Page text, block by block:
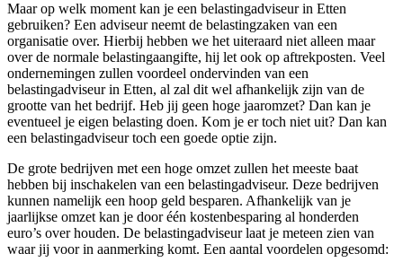
Maar op welk moment kan je een belastingadviseur in Etten
gebruiken? Een adviseur neemt de belastingzaken van een
organisatie over. Hierbij hebben we het uiteraard niet alleen maar
over de normale belastingaangifte, hij let ook op aftrekposten. Veel
ondernemingen zullen voordeel ondervinden van een
belastingadviseur in Etten, al zal dit wel afhankelijk zijn van de
grootte van het bedrijf. Heb jij geen hoge jaaromzet? Dan kan je
eventueel je eigen belasting doen. Kom je er toch niet uit? Dan kan
een belastingadviseur toch een goede optie zijn.
De grote bedrijven met een hoge omzet zullen het meeste baat
hebben bij inschakelen van een belastingadviseur. Deze bedrijven
kunnen namelijk een hoop geld besparen. Afhankelijk van je
jaarlijkse omzet kan je door één kostenbesparing al honderden
euro’s over houden. De belastingadviseur laat je meteen zien van
waar jij voor in aanmerking komt. Een aantal voordelen opgesomd: